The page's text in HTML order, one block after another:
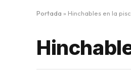
Portada » Hinchables en la